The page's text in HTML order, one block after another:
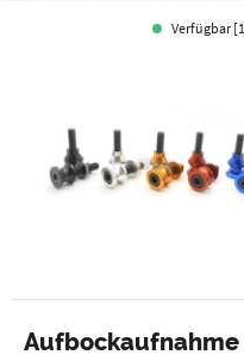
Verfügbar
Aufbockaufnahme